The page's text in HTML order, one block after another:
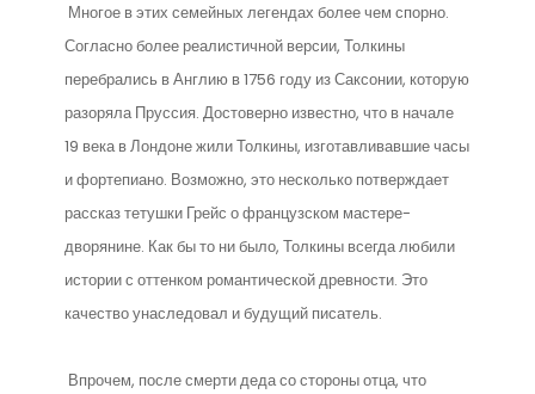
Многое в этих семейных легендах более чем спорно.
Согласно более реалистичной версии, Толкины
перебрались в Англию в 1756 году из Саксонии, которую
разоряла Пруссия. Достоверно известно, что в начале
19 века в Лондоне жили Толкины, изготавливавшие часы
и фортепиано. Возможно, это несколько потверждает
рассказ тетушки Грейс о французском мастере-
дворянине. Как бы то ни было, Толкины всегда любили
истории с оттенком романтической древности. Это
качество унаследовал и будущий писатель.
Впрочем, после смерти деда со стороны отца, что